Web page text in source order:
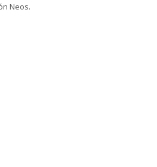
Neos.